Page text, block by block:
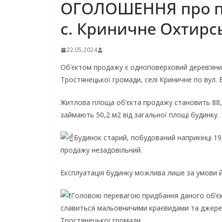
ОГОЛОШЕННЯ про
с. Криничне
22.05.2024
Об’єктом продажу є одноповерховий
Тростянецької громади, селі Криничне по вул.
Житлова площа об’єкта продажу становить
займають 50,2 м2 від загальної площі будинку.
Будинок старий, побудований наприкінці
продажу незадовільний.
Експлуатація будинку можлива лише за умови
Головою перевагою придбання даного
славиться мальовничими краєвидами та